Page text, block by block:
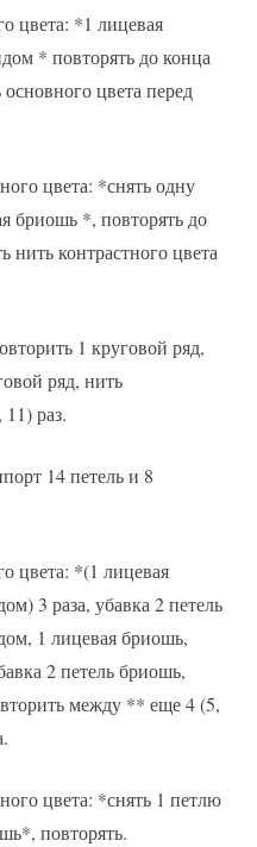
цвета: *1 лицевая
* повторять до конца
цвета перед
цвета: *снять одну
бриошь *, повторять до
нить контрастного цвета
1 круговой ряд,
ряд, нить
раз.
14 петель и 8
цвета: *(1 лицевая
3 раза, убавка 2 петель
1 лицевая бриошь,
2 петель бриошь,
между ** еще 4 (5,
цвета: *снять 1 петлю
повторять.